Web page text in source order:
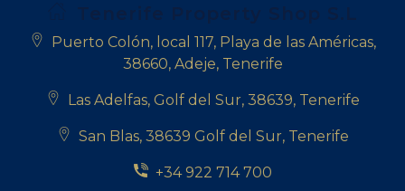
Puerto Colón, local 117, Playa de las Américas,
38660, Adeje, Tenerife
Las Adelfas, Golf del Sur, 38639, Tenerife
San Blas, 38639 Golf del Sur, Tenerife
+34 922 714 700